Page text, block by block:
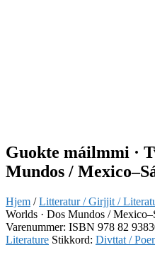
Guokte máilmmi ·
Mundos /
Hjem /Litteratur / Girjjit /
Worlds · Dos Mundos /
Varenummer: ISBN 978 82
Literature Stikkord: Divttat /